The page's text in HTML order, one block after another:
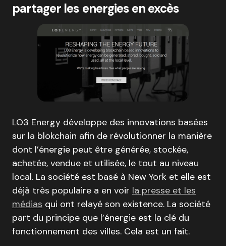
partager les energies en excès
LO3 Energy développe des innovations basées
sur la blokchain afin de révolutionner la manière
dont l’énergie peut être générée, stockée,
achetée, vendue et utilisée, le tout au niveau
local. La société est basé à New York et elle est
déjà très populaire a en voir la presse et les
médias qui ont relayé son existence. La société
part du principe que l’énergie est la clé du
fonctionnement des villes. Cela est un fait.